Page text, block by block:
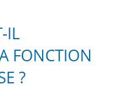
IL
FONCTION
?